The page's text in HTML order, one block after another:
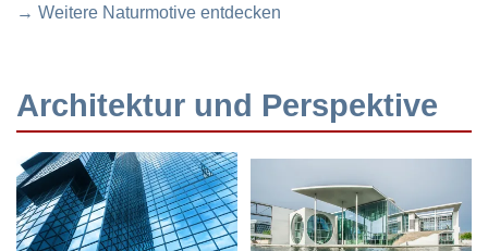
→ Weitere Naturmotive entdecken
Architektur und Perspektive